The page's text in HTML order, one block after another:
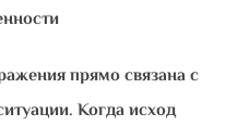
прямо связана с
Когда исход